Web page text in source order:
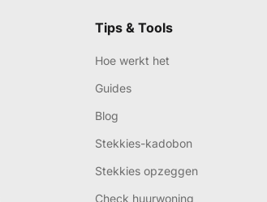
Tips & Tools
Hoe werkt het
Guides
Blog
Stekkies-kadobon
Stekkies opzeggen
Check huurwoning